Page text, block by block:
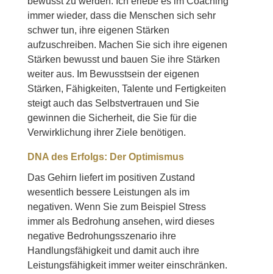
immer wieder, dass die Menschen sich sehr
schwer tun, ihre eigenen Stärken
aufzuschreiben. Machen Sie sich ihre eigenen
Stärken bewusst und bauen Sie ihre Stärken
weiter aus. Im Bewusstsein der eigenen
Stärken, Fähigkeiten, Talente und Fertigkeiten
steigt auch das Selbstvertrauen und Sie
gewinnen die Sicherheit, die Sie für die
Verwirklichung ihrer Ziele benötigen.
DNA des Erfolgs: Der Optimismus
Das Gehirn liefert im positiven Zustand
wesentlich bessere Leistungen als im
negativen. Wenn Sie zum Beispiel Stress
immer als Bedrohung ansehen, wird dieses
negative Bedrohungsszenario ihre
Handlungsfähigkeit und damit auch ihre
Leistungsfähigkeit immer weiter einschränken.